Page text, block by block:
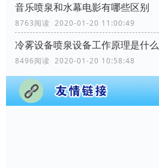
音乐喷泉和水幕电影有哪些区别
8763阅读 2020-01-20 11:00:49
冷雾设备喷泉设备工作原理是什么
8496阅读 2020-01-20 10:58:48